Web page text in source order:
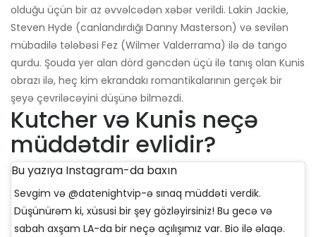
olduğu üçün bir az əvvəlcədən xəbər verildi. Lakin Jackie,
Steven Hyde (canlandırdığı Danny Masterson) və sevilən
mübadilə tələbəsi Fez (Wilmer Valderrama) ilə də tango
qurdu. Şouda yer alan dörd gəncdən üçü ilə tanış olan Kunis
obrazı ilə, heç kim ekrandakı romantikalarının gerçək bir
şeyə çevriləcəyini düşünə bilməzdi.
Kutcher və Kunis neçə
müddətdir evlidir?
Bu yazıya Instagram-da baxın
Sevgim və @datenightvip-ə sınaq müddəti verdik.
Düşünürəm ki, xüsusi bir şey gözləyirsiniz! Bu gecə və
sabah axşam LA-da bir neçə açılışımız var. Bio ilə əlaqə.